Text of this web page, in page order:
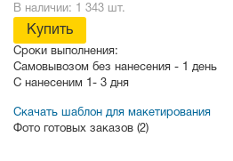
В наличии: 1 343 шт.
Купить
Сроки выполнения:
Самовывозом без нанесения - 1 день
С нанесеним 1- 3 дня
Скачать шаблон для макетирования
Фото готовых заказов (2)